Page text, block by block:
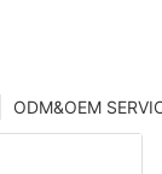
ODM&OEM